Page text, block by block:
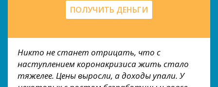
ПОЛУЧИТЬ ДЕНЬГИ
Никто не станет отрицать, что с
наступлением коронакризиса жить стало
тяжелее. Цены выросли, а доходы упали. У